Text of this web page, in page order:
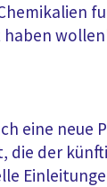
eine neue
der